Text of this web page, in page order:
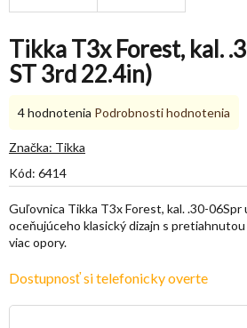
Tikka T3x Forest, kal.
ST 3rd 22.4in)
Kód: 6414
Dostupnosť si telefonicky overte
Guľovnica Tikka T3x Forest, kal. .30-06Spr
oceňujúceho klasický dizajn s
viac opory.
Priemerné
produktu
5,0
5
hviezdičiek.
4 hodnotenia Podrobnosti hodnotenia
Značka: Tikka